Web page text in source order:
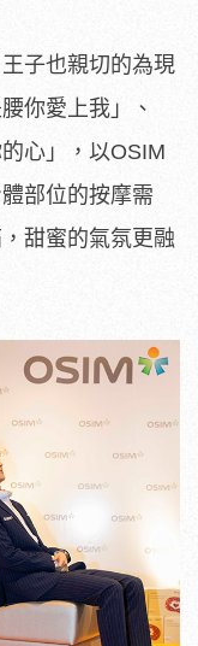
子也親切的為現
你愛上我」、
心」，以OSIM
部位的按摩需
甜蜜的氣氛更融